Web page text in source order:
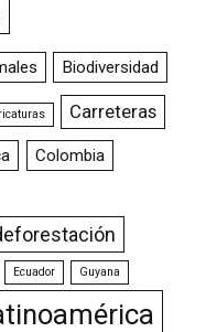
Biodiversidad
Carreteras
Colombia
Ecuador Guyana